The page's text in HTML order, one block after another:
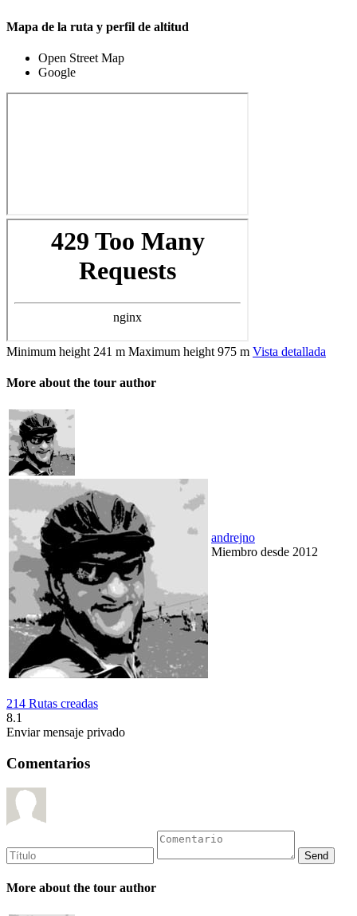
Mapa de la ruta y perfil de altitud
Open Street Map
Google
Minimum height 241 m Maximum height 975 m Vista detallada
More about the tour author
andrejno
Miembro desde 2012
214 Rutas creadas
8.1
Enviar mensaje privado
Comentarios
More about the tour author